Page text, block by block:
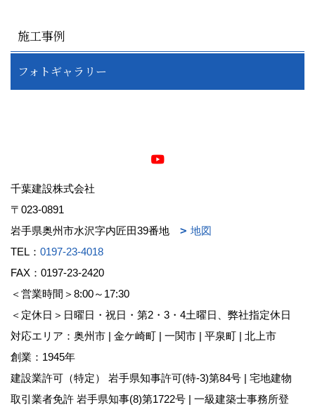
施工事例
フォトギャラリー
千葉建設株式会社
〒023-0891
岩手県奥州市水沢字内匠田39番地
地図
TEL： 0197-23-4018
FAX：0197-23-2420
＜営業時間＞8:00～17:30
＜定休日＞日曜日・祝日・第2・3・4土曜日、弊社指定休日
対応エリア：奥州市 | 金ケ崎町 | 一関市 | 平泉町 | 北上市
創業：1945年
建設業許可（特定） 岩手県知事許可(特-3)第84号 | 宅地建物
取引業者免許 岩手県知事(8)第1722号 | 一級建築士事務所登